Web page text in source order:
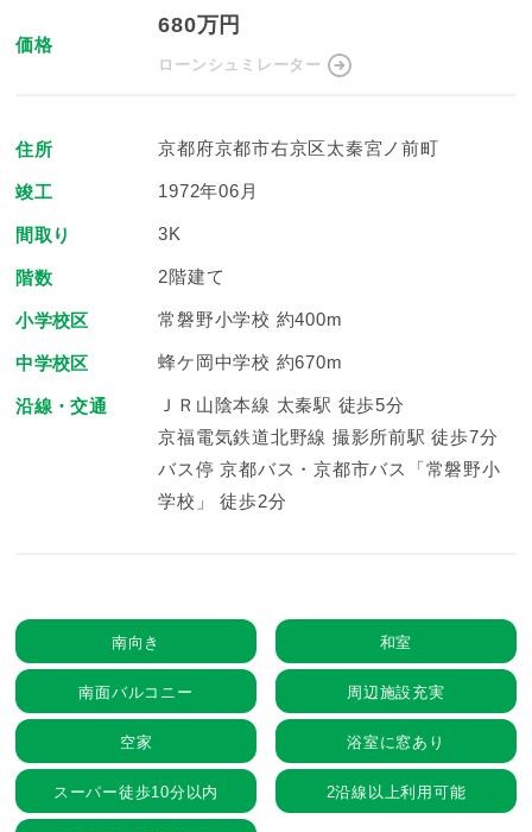
価格
680万円
ローンシュミレーター
住所 京都府京都市右京区太秦宮ノ前町
竣工 1972年06月
間取り 3K
階数 2階建て
小学校区 常磐野小学校 約400m
中学校区 蜂ケ岡中学校 約670m
沿線・交通
ＪＲ山陰本線 太秦駅 徒歩5分
京福電気鉄道北野線 撮影所前駅 徒歩7分
バス停 京都バス・京都市バス「常磐野小
学校」 徒歩2分
南向き 和室
南面バルコニー 周辺施設充実
空家 浴室に窓あり
スーパー徒歩10分以内 2沿線以上利用可能